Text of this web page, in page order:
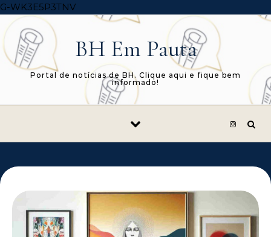
G-WK3E5P3TNVSkip to content
BH Em Pauta
Portal de notícias de BH. Clique aqui e fique bem
informado!